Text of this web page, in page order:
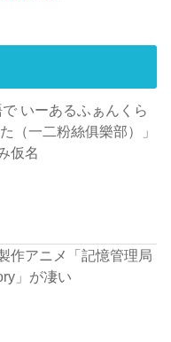
で いーあるふぁんくら
（一二粉絲俱樂部）」
仮名
作アニメ「記憶管理局
」が凄い